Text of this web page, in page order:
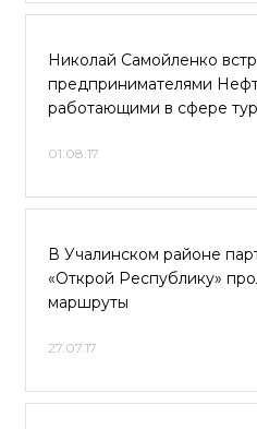
Николай Самойленко
предпринимателями
работающими в сфере
01.08.17
В Учалинском районе
«Открой Республику»
маршруты
27.07.17